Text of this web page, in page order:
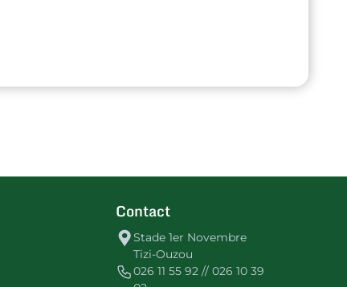
Contact
Stade 1er Novembre
Tizi-Ouzou
026 11 55 92 // 026 10 39